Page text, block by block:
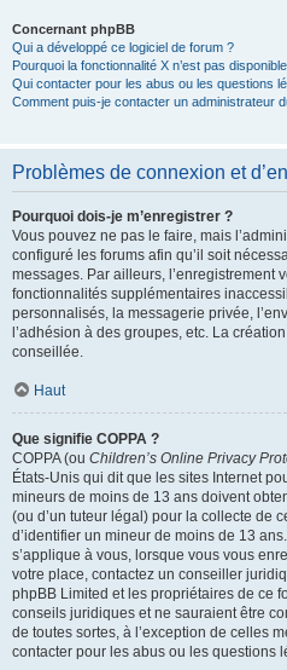
Concernant phpBB
Qui a développé ce logiciel de forum ?
Pourquoi la fonctionnalité X n’est pas
Qui contacter pour les abus ou les questions
Comment puis-je contacter un administrateur
Problèmes de connexion et
Pourquoi dois-je m’enregistrer ?
Vous pouvez ne pas le faire, mais
configuré les forums afin qu’il soit
messages. Par ailleurs, l’enregistrement
fonctionnalités supplémentaires
personnalisés, la messagerie privée,
l’adhésion à des groupes, etc. La
conseillée.
Haut
Que signifie COPPA ?
COPPA (ou Children’s Online Privacy
États-Unis qui dit que les sites Internet
mineurs de moins de 13 ans doivent
(ou d’un tuteur légal) pour la collecte de
d’identifier un mineur de moins de 13
s’applique à vous, lorsque vous vous
votre place, contactez un conseiller
phpBB Limited et les propriétaires de ce
conseils juridiques et ne sauraient être
de toutes sortes, à l’exception de celles
contacter pour les abus ou les questions